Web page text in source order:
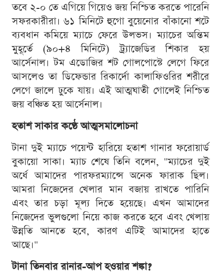
তবে ২-০ তে এগিয়ে গিয়েও জয় নিশ্চিত করতে পারেনি
সফরকারীরা। ৬১ মিনিটে হুগো বুয়েনোর বাঁকানো শটে
ব্যবধান কমিয়ে ম্যাচে ফেরে উলভস। ম্যাচের অন্তিম
মুহূর্তে (৯০+৪ মিনিটে) ট্র্যাজেডির শিকার হয়
আর্সেনাল। টম এডোজির শট গোলপোস্টে লেগে ফিরে
আসলেও তা ডিফেন্ডার রিকার্দো কালাফিওরির শরীরে
লেগে জালে ঢুকে যায়। এই আত্মঘাতী গোলেই নিশ্চিত
জয় বঞ্চিত হয় আর্সেনাল।
হতাশ সাকার কণ্ঠে আত্মসমালোচনা
টানা দুই ম্যাচে পয়েন্ট হারিয়ে হতাশ গানার ফরোয়ার্ড
বুকায়ো সাকা। ম্যাচ শেষে তিনি বলেন, "ম্যাচের দুই
অর্ধে আমাদের পারফরম্যান্সে অনেক ফারাক ছিল।
আমরা নিজেদের খেলার মান বজায় রাখতে পারিনি
এবং তার চড়া মূল্য দিতে হয়েছে। এখন আমাদের
নিজেদের ভুলগুলো নিয়ে কাজ করতে হবে এবং খেলায়
উন্নতি আনতে হবে, কারণ এটিই আমাদের হাতে
আছে।"
টানা তিনবার রানার-আপ হওয়ার শঙ্কা?